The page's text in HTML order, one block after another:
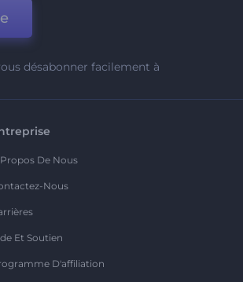
désabonner facilement à
De Nous
Nous
Et Soutien
D'affiliation